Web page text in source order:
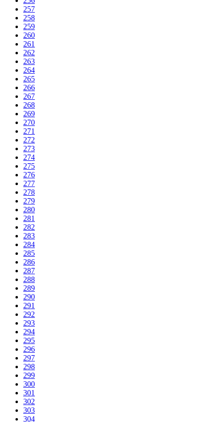
257
258
259
260
261
262
263
264
265
266
267
268
269
270
271
272
273
274
275
276
277
278
279
280
281
282
283
284
285
286
287
288
289
290
291
292
293
294
295
296
297
298
299
300
301
302
303
304